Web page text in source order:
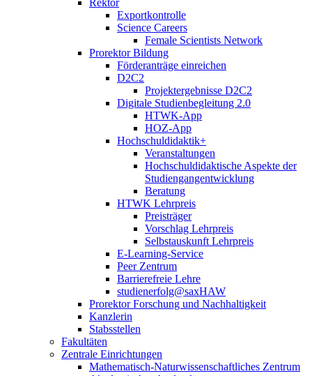
Exportkontrolle
Science Careers
Female Scientists Network
Prorektor Bildung
Förderanträge einreichen
D2C2
Projektergebnisse D2C2
Digitale Studienbegleitung 2.0
HTWK-App
HOZ-App
Hochschuldidaktik+
Veranstaltungen
Hochschuldidaktische Aspekte der
Studiengangentwicklung
Beratung
HTWK Lehrpreis
Preisträger
Vorschlag Lehrpreis
Selbstauskunft Lehrpreis
E-Learning-Service
Peer Zentrum
Barrierefreie Lehre
studienerfolg@saxHAW
Prorektor Forschung und Nachhaltigkeit
Kanzlerin
Stabsstellen
Fakultäten
Zentrale Einrichtungen
Mathematisch-Naturwissenschaftliches Zentrum